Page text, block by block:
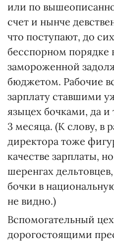
или по
счет и нынче
что поступают, до
бесспорном порядке
замороженной
бюджетом. Рабочие
зарплату ставшими
языцех бочками, да
3 месяца. (К слову, в
директора тоже
качестве зарплаты,
шеренгах
бочки в
не видно.)
Вспомогательный
дорогостоящими